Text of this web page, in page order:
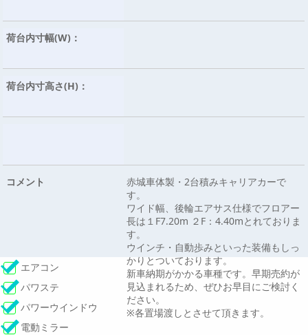
荷台内寸幅(W)：
荷台内寸高さ(H)：
コメント
赤城車体製・2台積みキャリアカーで
す。
ワイド幅、後輪エアサス仕様でフロアー
長は１F7.20m ２F：4.40mとれておりま
す。
ウインチ・自動歩みといった装備もしっ
かりとついております。
新車納期がかかる車種です。早期売約が
見込まれるため、ぜひお早目にご検討く
ださい。
※各置場渡しとさせて頂きます。
エアコン
パワステ
パワーウインドウ
電動ミラー